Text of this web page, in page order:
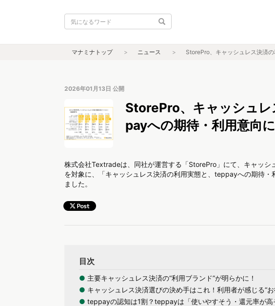
マナミナトップ ニュース StorePro、キャッシュレス決済
2026年01月13日 公開
StorePro、キャッシュ
payへの期待・利用意向
株式会社Textradeは、同社が運営する「StorePro」にて、キャッ
を対象に、「キャッシュレス決済の利用実態と、teppayへの期待
ました。
目次
● 主要キャッシュレス決済の“利用ブランド”が明らかに！
● キャッシュレス決済選びの決め手はこれ！利用者が感じる“お
● teppayの認知は1割？teppayは「使いやすそう・還元率が高